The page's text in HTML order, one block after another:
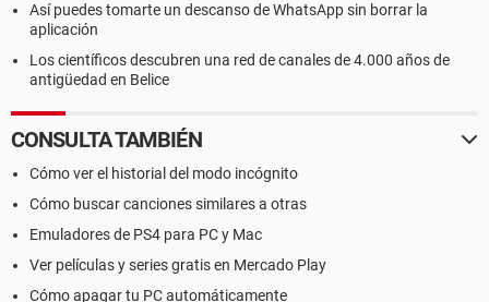
Así puedes tomarte un descanso de WhatsApp sin borrar la
aplicación
Los científicos descubren una red de canales de 4.000 años de
antigüedad en Belice
CONSULTA TAMBIÉN
Cómo ver el historial del modo incógnito
Cómo buscar canciones similares a otras
Emuladores de PS4 para PC y Mac
Ver películas y series gratis en Mercado Play
Cómo apagar tu PC automáticamente